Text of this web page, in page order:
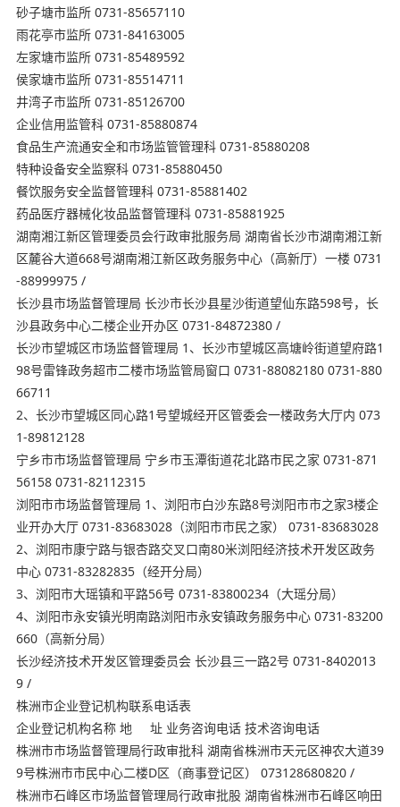
砂子塘市监所 0731-85657110
雨花亭市监所 0731-84163005
左家塘市监所 0731-85489592
侯家塘市监所 0731-85514711
井湾子市监所 0731-85126700
企业信用监管科 0731-85880874
食品生产流通安全和市场监管管理科 0731-85880208
特种设备安全监察科 0731-85880450
餐饮服务安全监督管理科 0731-85881402
药品医疗器械化妆品监督管理科 0731-85881925
湖南湘江新区管理委员会行政审批服务局 湖南省长沙市湖南湘江新
区麓谷大道668号湖南湘江新区政务服务中心（高新厅）一楼 0731
-88999975 /
长沙县市场监督管理局 长沙市长沙县星沙街道望仙东路598号，长
沙县政务中心二楼企业开办区 0731-84872380 /
长沙市望城区市场监督管理局 1、长沙市望城区高塘岭街道望府路1
98号雷锋政务超市二楼市场监管局窗口 0731-88082180 0731-880
66711
2、长沙市望城区同心路1号望城经开区管委会一楼政务大厅内 073
1-89812128
宁乡市市场监督管理局 宁乡市玉潭街道花北路市民之家 0731-871
56158 0731-82112315
浏阳市市场监督管理局 1、浏阳市白沙东路8号浏阳市市之家3楼企
业开办大厅 0731-83683028（浏阳市市民之家） 0731-83683028
2、浏阳市康宁路与银杏路交叉口南80米浏阳经济技术开发区政务
中心 0731-83282835（经开分局）
3、浏阳市大瑶镇和平路56号 0731-83800234（大瑶分局）
4、浏阳市永安镇光明南路浏阳市永安镇政务服务中心 0731-83200
660（高新分局）
长沙经济技术开发区管理委员会 长沙县三一路2号 0731-8402013
9 /
株洲市企业登记机构联系电话表
企业登记机构名称 地 址 业务咨询电话 技术咨询电话
株洲市市场监督管理局行政审批科 湖南省株洲市天元区神农⼤道39
9号株洲市市民中心二楼D区（商事登记区） 073128680820 /
株洲市石峰区市场监督管理局行政审批股 湖南省株洲市石峰区响田